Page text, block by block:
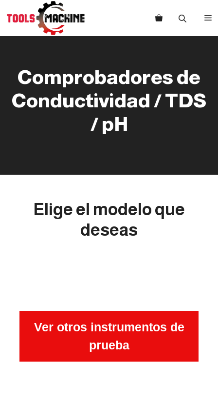
Comprobadores de
Conductividad / TDS
/ pH
Elige el modelo que
deseas
Ver otros instrumentos de
prueba